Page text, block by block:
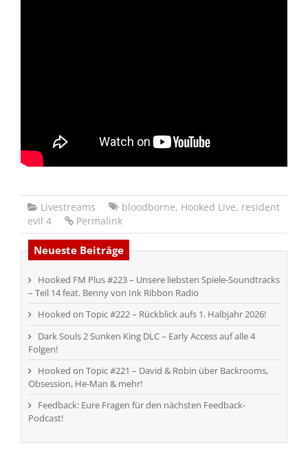
Livestreams bloodborne, Hooked Live, resident
evil 4
Permalink
Neueste Beiträge
Hooked FM Plus #223 – Unsere liebsten Spiele-Soundtracks
– Teil 14 feat. Benny von Ink Ribbon Radio
Hooked on Topic #222 – Rückblick aufs 1. Halbjahr 2026!
Dark Souls 2 Sunken King DLC – Early Access auf alle 4
Folgen!
Hooked on Topic #221 – David & Robin über Backrooms,
Obsession, He-Man & mehr!
Feedback: Eure Fragen für den nächsten Feedback-
Podcast!